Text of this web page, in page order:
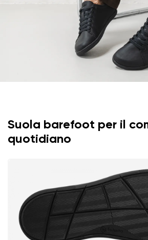
Cambiare
Suola barefoot per il
quotidiano
Acconsento al trattamento dei dati
queste condizioni e alla
Acconsento al trattamento dei dati
queste condizioni e alla